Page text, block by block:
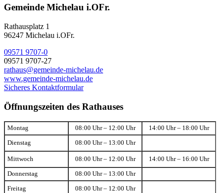
Gemeinde Michelau i.OFr.
Rathausplatz 1
96247 Michelau i.OFr.
09571 9707-0
09571 9707-27
rathaus@gemeinde-michelau.de
www.gemeinde-michelau.de
Sicheres Kontaktformular
Öffnungszeiten des Rathauses
Montag 08:00 Uhr – 12:00 Uhr 14:00 Uhr – 18:00 Uhr
Dienstag 08:00 Uhr – 13:00 Uhr
Mittwoch 08:00 Uhr – 12:00 Uhr 14:00 Uhr – 16:00 Uhr
Donnerstag 08:00 Uhr – 13:00 Uhr
Freitag 08:00 Uhr – 12:00 Uhr